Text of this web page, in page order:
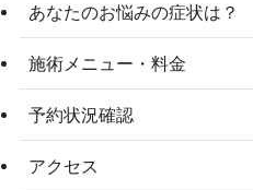
あなたのお悩みの症状は？
施術メニュー・料金
予約状況確認
アクセス